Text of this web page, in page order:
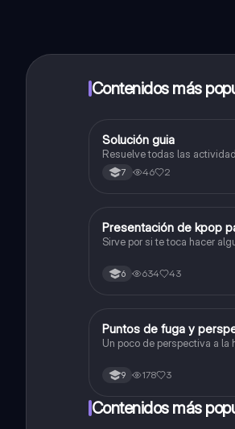
Contenidos más
Artes
Solución guia
Resuelve todas las
7 46 2
Artes
Presentación de kpop
Sirve por si te toca hacer
6 634 43
Artes
Puntos de fuga y
Un poco de perspectiva a la
9 178 3
Contenidos más